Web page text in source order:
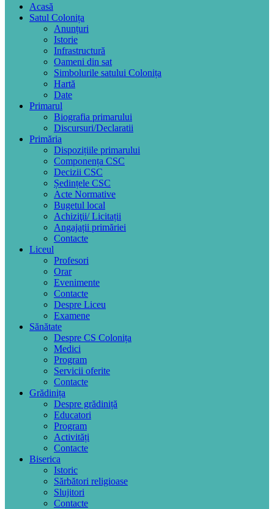
Acasă
Satul Colonița
Anunțuri
Istorie
Infrastructură
Oameni din sat
Simbolurile satului Colonița
Hartă
Date
Primarul
Biografia primarului
Discursuri/Declaratii
Primăria
Dispozițiile primarului
Componența CSC
Decizii CSC
Ședințele CSC
Acte Normative
Bugetul local
Achiziţii/ Licitații
Angajații primăriei
Contacte
Liceul
Profesori
Orar
Evenimente
Contacte
Despre Liceu
Examene
Sănătate
Despre CS Colonița
Medici
Program
Servicii oferite
Contacte
Grădinița
Despre grădiniță
Educatori
Program
Activități
Contacte
Biserica
Istoric
Sărbători religioase
Slujitori
Contacte